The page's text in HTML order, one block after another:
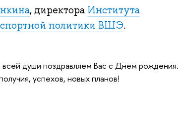
, директора Института
политики ВШЭ.
души поздравляем Вас с Днем рождения.
успехов, новых планов!